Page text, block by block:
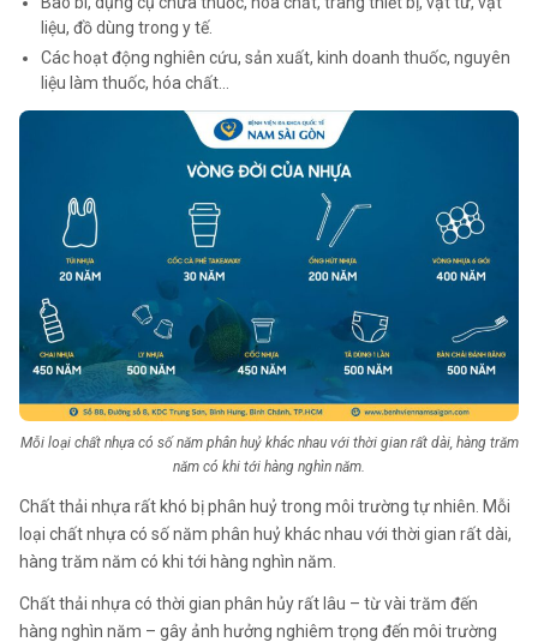
liệu, đồ dùng trong y tế.
Các hoạt động nghiên cứu, sản xuất, kinh doanh thuốc, nguyên
liệu làm thuốc, hóa chất…
Mỗi loại chất nhựa có số năm phân huỷ khác nhau với thời gian rất dài, hàng trăm
năm có khi tới hàng nghìn năm.
Chất thải nhựa rất khó bị phân huỷ trong môi trường tự nhiên. Mỗi
loại chất nhựa có số năm phân huỷ khác nhau với thời gian rất dài,
hàng trăm năm có khi tới hàng nghìn năm.
Chất thải nhựa có thời gian phân hủy rất lâu – từ vài trăm đến
hàng nghìn năm – gây ảnh hưởng nghiêm trọng đến môi trường